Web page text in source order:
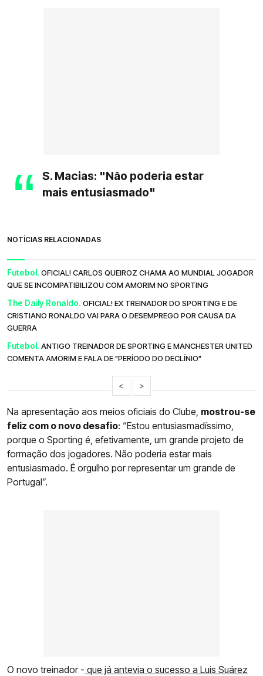
S. Macias: "Não poderia estar
mais entusiasmado"
NOTÍCIAS RELACIONADAS
Futebol. OFICIAL! CARLOS QUEIROZ CHAMA AO MUNDIAL JOGADOR
QUE SE INCOMPATIBILIZOU COM AMORIM NO SPORTING
The Daily Ronaldo. OFICIAL! EX TREINADOR DO SPORTING E DE
CRISTIANO RONALDO VAI PARA O DESEMPREGO POR CAUSA DA
GUERRA
Futebol. ANTIGO TREINADOR DE SPORTING E MANCHESTER UNITED
COMENTA AMORIM E FALA DE "PERÍODO DO DECLÍNIO"
< >
Na apresentação aos meios oficiais do Clube, mostrou-se
feliz com o novo desafio: “Estou entusiasmadíssimo,
porque o Sporting é, efetivamente, um grande projeto de
formação dos jogadores. Não poderia estar mais
entusiasmado. É orgulho por representar um grande de
Portugal”.
O novo treinador - que já antevia o sucesso a Luis Suárez